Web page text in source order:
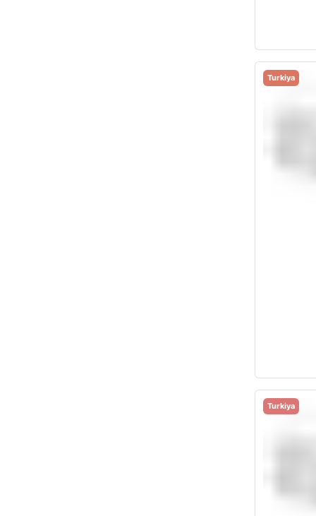
Turkiya
Turkiya